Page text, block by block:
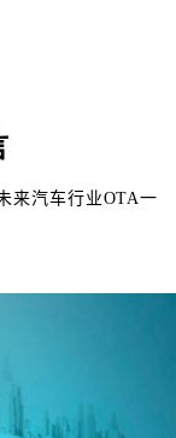
来汽车行业OTA一